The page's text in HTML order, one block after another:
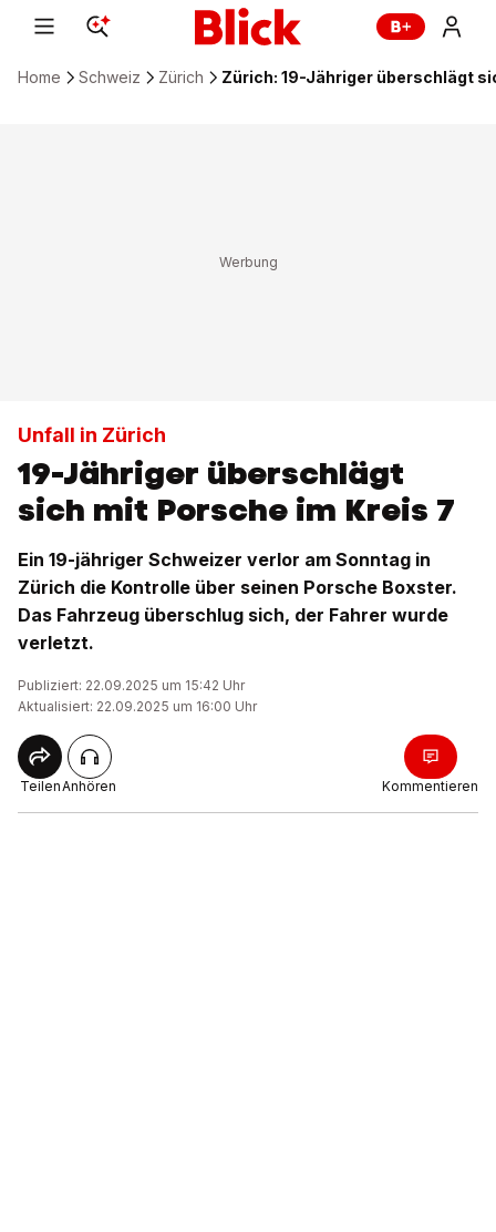
Home Schweiz Zürich Zürich: 19-Jähriger überschlägt
Unfall in Zürich
19-Jähriger überschlägt
sich mit Porsche im Kreis 7
Ein 19-jähriger Schweizer verlor am Sonntag in
Zürich die Kontrolle über seinen Porsche Boxster.
Das Fahrzeug überschlug sich, der Fahrer wurde
verletzt.
Publiziert: 22.09.2025 um 15:42 Uhr
Aktualisiert: 22.09.2025 um 16:00 Uhr
TeilenAnhören Kommentieren